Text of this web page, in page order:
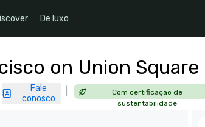
De luxo
on Union Square
Fale
conosco
Com certificação de
sustentabilidade